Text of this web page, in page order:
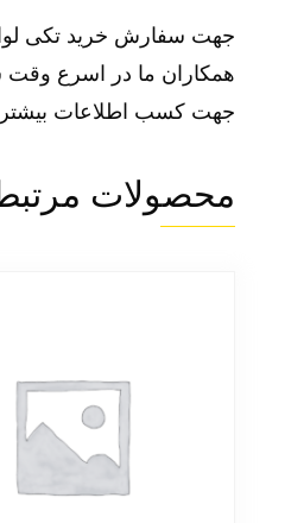
جهت سفارش خرید تکی لوازم عید شما میتوانید با
همکاران ما در اسرع
جهت کسب اطلاعات بیشتر
محصولات